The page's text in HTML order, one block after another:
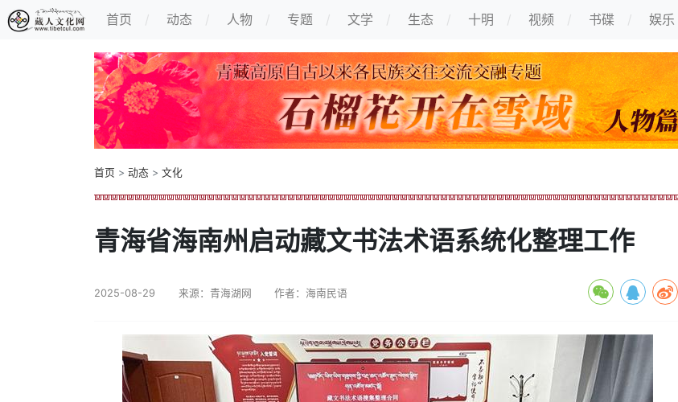
首页 动态 人物 专题 文学 生态 十明 视频 书碟 娱乐
首页 > 动态 > 文化
青海省海南州启动藏文书法术语系统化整理工作
2025-08-29 来源：青海湖网 作者：海南民语